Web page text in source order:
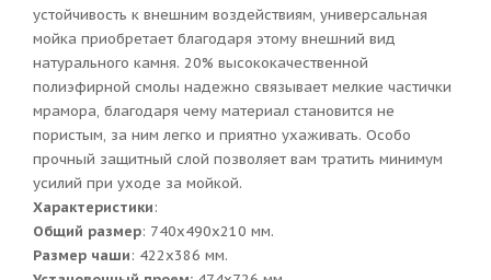
устойчивость к внешним воздействиям, универсальная
мойка приобретает благодаря этому внешний вид
натурального камня. 20% высококачественной
полиэфирной смолы надежно связывает мелкие частички
мрамора, благодаря чему материал становится не
пористым, за ним легко и приятно ухаживать. Особо
прочный защитный слой позволяет вам тратить минимум
усилий при уходе за мойкой.
Характеристики:
Общий размер: 740x490x210 мм.
Размер чаши: 422x386 мм.